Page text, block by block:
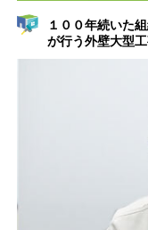
１００年続いた
が行う外壁大型